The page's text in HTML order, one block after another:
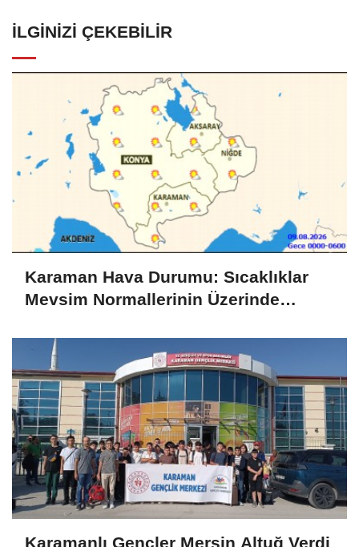
İLGINIZI ÇEKEBILIR
Karaman Hava Durumu: Sıcaklıklar
Mevsim Normallerinin Üzerinde
Karamanlı Gençler Mersin Altuğ Verdi